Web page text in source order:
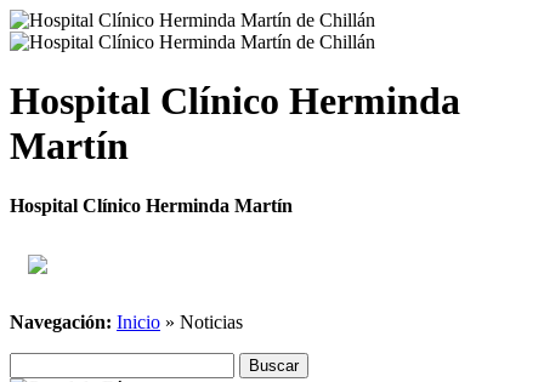
Hospital Clínico Herminda
Martín
Hospital Clínico Herminda Martín
Navegación: Inicio » Noticias